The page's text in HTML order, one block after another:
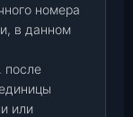
номера
в данном
после
или